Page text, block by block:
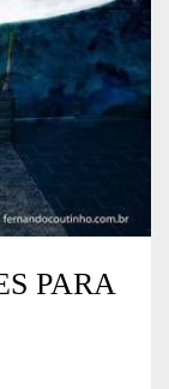
PARA